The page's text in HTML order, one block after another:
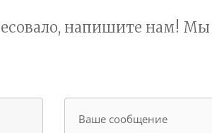
напишите нам!
Ваше сообщение